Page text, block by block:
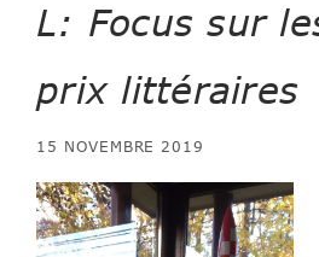
L: Focus sur
prix littéraires
15 NOVEMBRE 2019